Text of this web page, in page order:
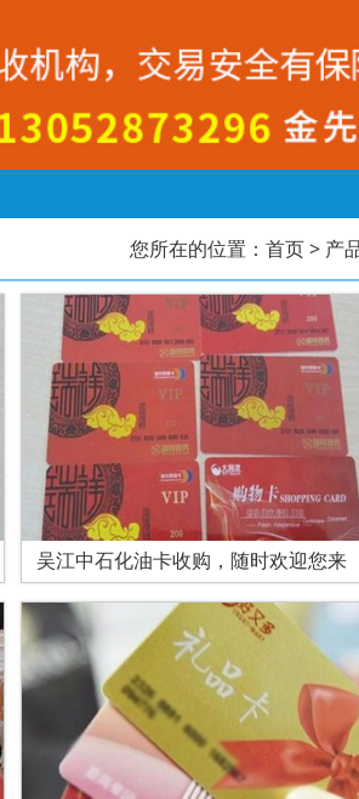
您所在的位置： 首页> 产
吴江中石化油卡收购，随时欢迎您来